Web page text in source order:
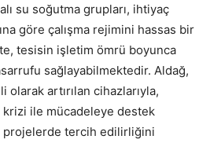
su soğutma grupları, ihtiyaç
göre çalışma rejimini hassas bir
tesisin işletim ömrü boyunca
sağlayabilmektedir. Aldağ,
artırılan cihazlarıyla,
krizi ile mücadeleye destek
projelerde tercih edilirliğini